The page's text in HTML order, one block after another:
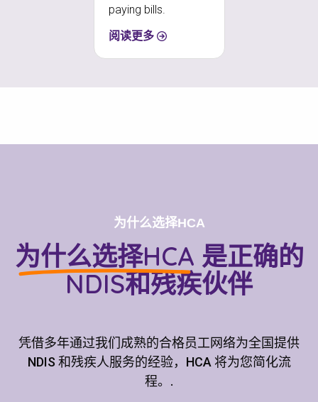
paying bills.
阅读更多
为什么选择HCA
为什么选择HCA 是正确的
NDIS和残疾伙伴
凭借多年通过我们成熟的合格员工网络为全国提供
NDIS 和残疾人服务的经验，HCA 将为您简化流
程。.